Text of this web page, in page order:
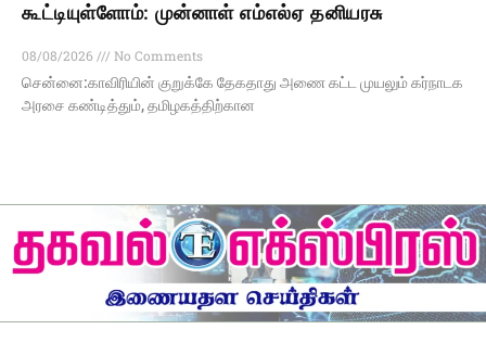
கூட்டியுள்ளோம்: முன்னாள் எம்எல்ஏ தனியரசு
08/08/2026
No Comments
சென்னை:காவிரியின் குறுக்கே தேகதாது அணை கட்ட முயலும் கர்நாடக
அரசை கண்டித்தும், தமிழகத்திற்கான